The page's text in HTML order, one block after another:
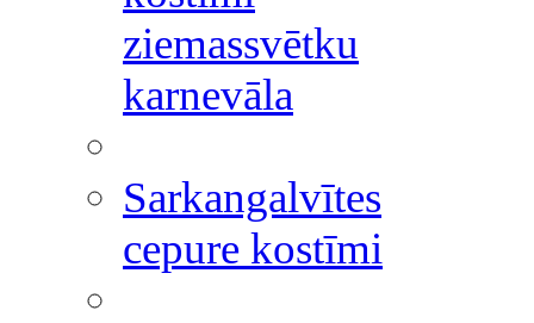
ziemassvētku
karnevāla
Sarkangalvītes
cepure kostīmi